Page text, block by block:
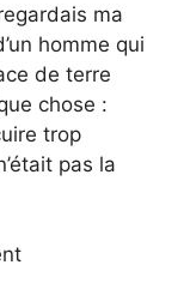
ma
homme qui
de terre
chose :
trop
pas la